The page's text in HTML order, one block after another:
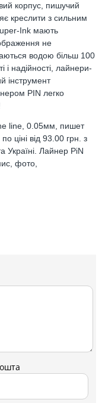
корпус, пишучий
креслити з сильним
Ink мають
не
водою більш 100
і надійності, лайнери-
інструмент
PIN легко
line, 0.05мм, пишет
ціні від 93.00 грн. з
Україні. Лайнер PiN
фото,